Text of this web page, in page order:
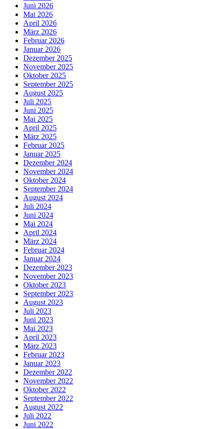
Juni 2026
Mai 2026
April 2026
März 2026
Februar 2026
Januar 2026
Dezember 2025
November 2025
Oktober 2025
September 2025
August 2025
Juli 2025
Juni 2025
Mai 2025
April 2025
März 2025
Februar 2025
Januar 2025
Dezember 2024
November 2024
Oktober 2024
September 2024
August 2024
Juli 2024
Juni 2024
Mai 2024
April 2024
März 2024
Februar 2024
Januar 2024
Dezember 2023
November 2023
Oktober 2023
September 2023
August 2023
Juli 2023
Juni 2023
Mai 2023
April 2023
März 2023
Februar 2023
Januar 2023
Dezember 2022
November 2022
Oktober 2022
September 2022
August 2022
Juli 2022
Juni 2022